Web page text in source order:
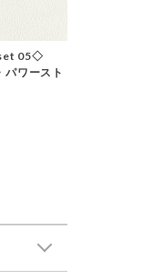
set 05◇
ワースト